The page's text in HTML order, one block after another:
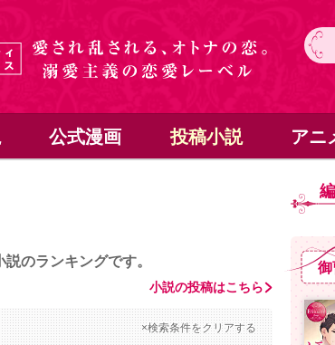
公式漫画 投稿小説 アニ
のランキングです。
小説の投稿はこちら
×検索条件をクリアする